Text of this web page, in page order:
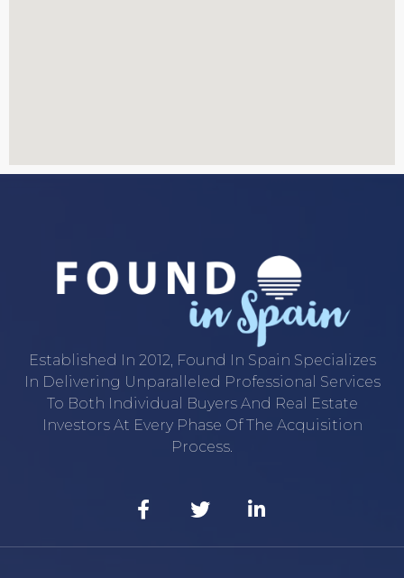
Established In 2012, Found In Spain Specializes
In Delivering Unparalleled Professional Services
To Both Individual Buyers And Real Estate
Investors At Every Phase Of The Acquisition
Process.